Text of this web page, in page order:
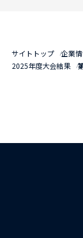
サイトトップ 企業
2025年度大会結果